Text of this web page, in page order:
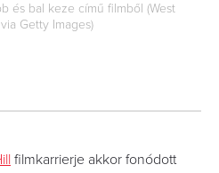
és bal keze című filmből (West
Getty Images)
filmkarrierje akkor fonódott